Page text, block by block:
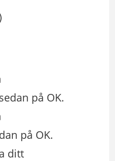
på OK.
på OK.
ditt